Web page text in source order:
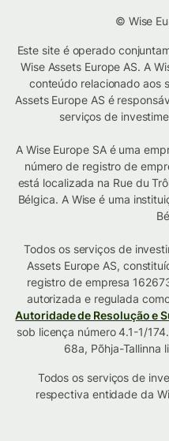
© Wise
Este site é operado
Wise Assets Europe AS. A
conteúdo relacionado aos
Assets Europe AS é
serviços de
A Wise Europe SA é uma
número de registro de
está localizada na Rue du
Bélgica. A Wise é uma
Todos os serviços de
Assets Europe AS,
registro de empresa
autorizada e regulada
Autoridade de Resolução e
sob licença número 4.1-1/
68a, Põhja-Tallinna
Todos os serviços de
respectiva entidade da